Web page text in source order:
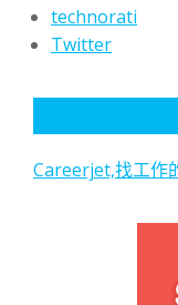
technorati
Twitter
Careerjet,找工作